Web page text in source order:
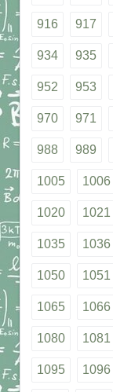
916 917
934 935
952 953
970 971
988 989
1005 1006
1020 1021
1035 1036
1050 1051
1065 1066
1080 1081
1095 1096